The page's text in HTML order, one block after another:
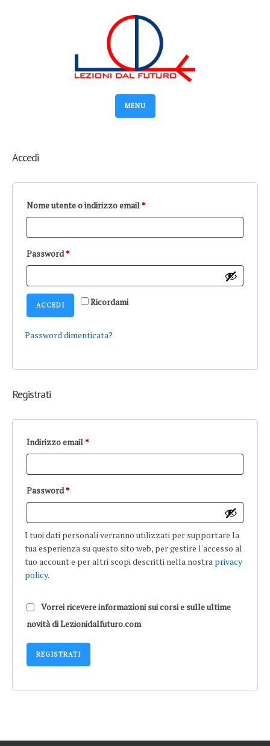
MENU
Accedi
Nome utente o indirizzo email *Richiesto
Password*Richiesto
Alternative: Ricordami
ACCEDI
Password dimenticata?
Registrati
Indirizzo email *Richiesto
Password*Richiesto
I tuoi dati personali verranno utilizzati per supportare la
tua esperienza su questo sito web, per gestire l'accesso al
tuo account e per altri scopi descritti nella nostra privacy
policy.
Vorrei ricevere informazioni sui corsi e sulle ultime
novità di Lezionidalfuturo.com
REGISTRATI